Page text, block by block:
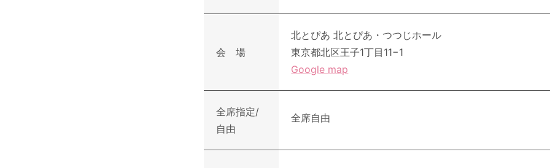
会 場
北とぴあ 北とぴあ・つつじホール
東京都北区王子1丁目11−1
Google map
全席指定/
自由
全席自由